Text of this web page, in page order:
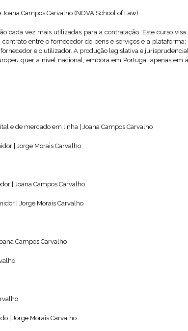
Campos Carvalho (NOVA School of Law)
cada vez mais utilizadas para a contratação. Este curso
entre o fornecedor de bens e serviços e a
e o utilizador. A produção legislativa e
quer a nível nacional, embora em Portugal apenas em
e de mercado em linha | Joana Campos Carvalho
| Jorge Morais Carvalho
| Joana Campos Carvalho
| Jorge Morais Carvalho
Campos Carvalho
| Jorge Morais Carvalho